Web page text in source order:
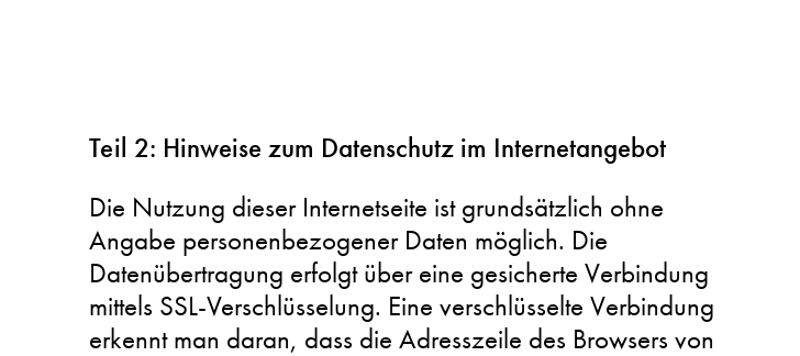
Teil 2: Hinweise zum Datenschutz im Internetangebot
Die Nutzung dieser Internetseite ist grundsätzlich ohne
Angabe personenbezogener Daten möglich. Die
Datenübertragung erfolgt über eine gesicherte Verbindung
mittels SSL-Verschlüsselung. Eine verschlüsselte Verbindung
erkennt man daran, dass die Adresszeile des Browsers von